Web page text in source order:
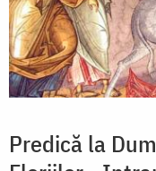
Predică la